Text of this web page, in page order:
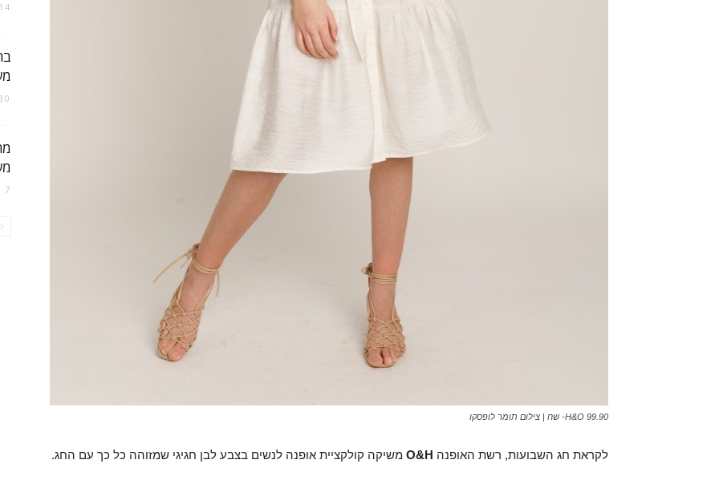
H&O 99.90- שח | צילום תומר לופסקו
לקראת חג השבועות, רשת האופנה O&H משיקה קולקציית אופנה לנשים בצבע לבן חגיגי שמזוהה כל כך עם החג.
14 בפברואר 2018
30 במרץ
7 בספטמבר 2022